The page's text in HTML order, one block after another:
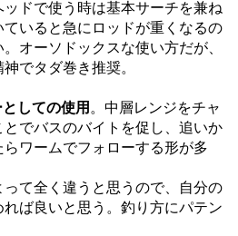
ドで使う時は基本サーチを兼ね
いると急にロッドが重くなるの
オーソドックスな使い方だが、
でタダ巻き推奨。
としての使用 。中層レンジをチャ
でバスのバイトを促し、追いか
ワームでフォローする形が多
て全く違うと思うので、自分の
ば良いと思う。釣り方にパテン